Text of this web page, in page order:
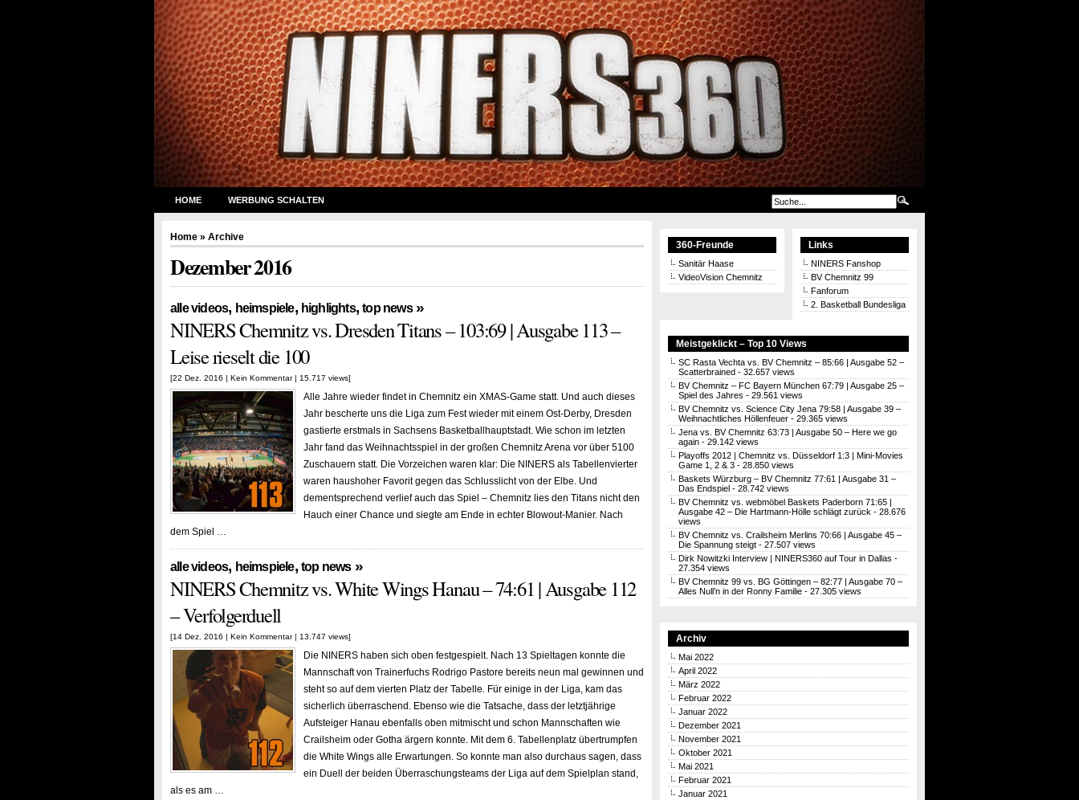
HOME WERBUNG SCHALTEN
Home » Archive
Dezember 2016
alle videos, heimspiele, highlights,top news»
NINERS Chemnitz vs. Dresden Titans – 103:69 | Ausgabe 113 –
Leise rieselt die 100
[22 Dez. 2016 | Kein Kommentar| 15.717 views]
Alle Jahre wieder findet in Chemnitz ein XMAS-Game statt. Und auch dieses
Jahr bescherte uns die Liga zum Fest wieder mit einem Ost-Derby, Dresden
gastierte erstmals in Sachsens Basketballhauptstadt. Wie schon im letzten
Jahr fand das Weihnachtsspiel in der großen Chemnitz Arena vor über 5100
Zuschauern statt. Die Vorzeichen waren klar: Die NINERS als Tabellenvierter
waren haushoher Favorit gegen das Schlusslicht von der Elbe. Und
dementsprechend verlief auch das Spiel – Chemnitz lies den Titans nicht den
Hauch einer Chance und siegte am Ende in echter Blowout-Manier. Nach
dem Spiel …
alle videos, heimspiele, top news»
NINERS Chemnitz vs. White Wings Hanau – 74:61 | Ausgabe 112
– Verfolgerduell
[14 Dez. 2016 | Kein Kommentar| 13.747 views]
Die NINERS haben sich oben festgespielt. Nach 13 Spieltagen konnte die
Mannschaft von Trainerfuchs Rodrigo Pastore bereits neun mal gewinnen und
steht so auf dem vierten Platz der Tabelle. Für einige in der Liga, kam das
sicherlich überraschend. Ebenso wie die Tatsache, dass der letztjährige
Aufsteiger Hanau ebenfalls oben mitmischt und schon Mannschaften wie
Crailsheim oder Gotha ärgern konnte. Mit dem 6. Tabellenplatz übertrumpfen
die White Wings alle Erwartungen. So konnte man also durchaus sagen, dass
ein Duell der beiden Überraschungsteams der Liga auf dem Spielplan stand,
als es am …
360-Freunde
Sanitär Haase
VideoVision Chemnitz
Links
NINERS Fanshop
BV Chemnitz 99
Fanforum
2. Basketball Bundesliga
Meistgeklickt – Top 10 Views
SC Rasta Vechta vs. BV Chemnitz – 85:66 | Ausgabe 52 –
Scatterbrained - 32.657 views
BV Chemnitz – FC Bayern München 67:79 | Ausgabe 25 –
Spiel des Jahres - 29.561 views
BV Chemnitz vs. Science City Jena 79:58 | Ausgabe 39 –
Weihnachtliches Höllenfeuer - 29.365 views
Jena vs. BV Chemnitz 63:73 | Ausgabe 50 – Here we go
again - 29.142 views
Playoffs 2012 | Chemnitz vs. Düsseldorf 1:3 | Mini-Movies
Game 1, 2 & 3 - 28.850 views
Baskets Würzburg – BV Chemnitz 77:61 | Ausgabe 31 –
Das Endspiel - 28.742 views
BV Chemnitz vs. webmöbel Baskets Paderborn 71:65 |
Ausgabe 42 – Die Hartmann-Hölle schlägt zurück - 28.676
views
BV Chemnitz vs. Crailsheim Merlins 70:66 | Ausgabe 45 –
Die Spannung steigt - 27.507 views
Dirk Nowitzki Interview | NINERS360 auf Tour in Dallas -
27.354 views
BV Chemnitz 99 vs. BG Göttingen – 82:77 | Ausgabe 70 –
Alles Null’n in der Ronny Familie - 27.305 views
Archiv
Mai 2022
April 2022
März 2022
Februar 2022
Januar 2022
Dezember 2021
November 2021
Oktober 2021
Mai 2021
Februar 2021
Januar 2021